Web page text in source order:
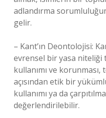
adlandırma
gelir.
– Kant’ın Deontolojisi:
evrensel bir yasa niteliği
kullanımı ve
açısından etik bir
kullanımı ya da
değerlendirilebilir.